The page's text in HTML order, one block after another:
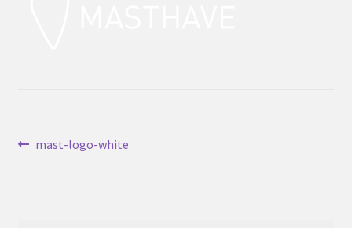
Inläggsnavigering
Föregående
mast-logo-white